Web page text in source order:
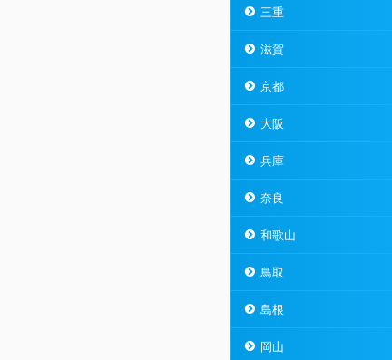
三重
滋賀
京都
大阪
兵庫
奈良
和歌山
鳥取
島根
岡山